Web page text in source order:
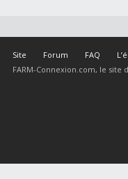
Site Forum FAQ
FARM-Connexion.com, le